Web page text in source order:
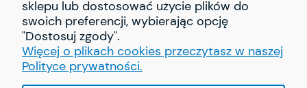
PŁATNOŚCI I DOSTAWA
O NAS
sklepu lub dostosować użycie plików do
swoich preferencji, wybierając opcję
"Dostosuj zgody".
Więcej o plikach cookies przeczytasz w naszej
Polityce prywatności.